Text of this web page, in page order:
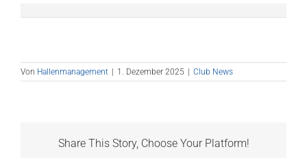
Von Hallenmanagement 1. Dezember 2025 Club News
Share This Story, Choose Your Platform!